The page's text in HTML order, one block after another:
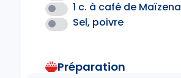
1 c. à café de Maïzena
Sel, poivre
Préparation